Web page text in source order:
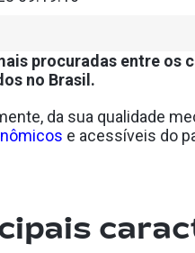
procuradas entre os
no Brasil.
da sua qualidade
e acessíveis do